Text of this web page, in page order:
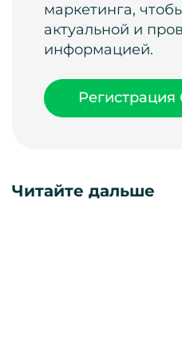
маркетинга,
актуальной и
информацией.
Регистрация
Читайте дальше